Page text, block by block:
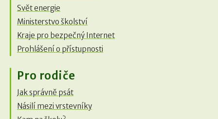
Svět energie
Ministerstvo školství
Kraje pro bezpečný Internet
Prohlášení o přístupnosti
Pro rodiče
Jak správně psát
Násilí mezi vrstevníky